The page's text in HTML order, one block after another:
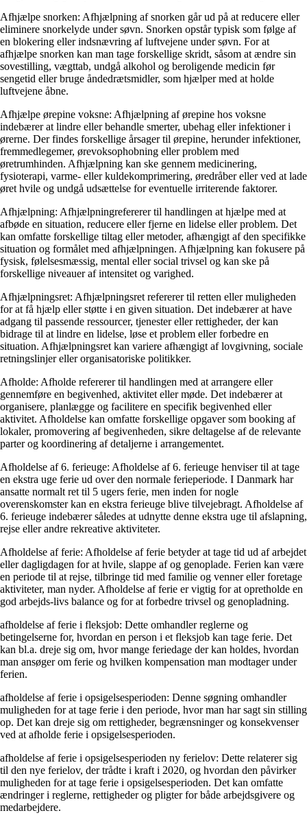
Afhjælpe snorken: Afhjælpning af snorken går ud på at reducere eller
eliminere snorkelyde under søvn. Snorken opstår typisk som følge af
en blokering eller indsnævring af luftvejene under søvn. For at
afhjælpe snorken kan man tage forskellige skridt, såsom at ændre sin
sovestilling, vægttab, undgå alkohol og beroligende medicin før
sengetid eller bruge åndedrætsmidler, som hjælper med at holde
luftvejene åbne.
Afhjælpe ørepine voksne: Afhjælpning af ørepine hos voksne
indebærer at lindre eller behandle smerter, ubehag eller infektioner i
ørerne. Der findes forskellige årsager til ørepine, herunder infektioner,
fremmedlegemer, ørevoksophobning eller problem med
øretrumhinden. Afhjælpning kan ske gennem medicinering,
fysioterapi, varme- eller kuldekomprimering, øredråber eller ved at lade
øret hvile og undgå udsættelse for eventuelle irriterende faktorer.
Afhjælpning: Afhjælpningrefererer til handlingen at hjælpe med at
afbøde en situation, reducere eller fjerne en lidelse eller problem. Det
kan omfatte forskellige tiltag eller metoder, afhængigt af den specifikke
situation og formålet med afhjælpningen. Afhjælpning kan fokusere på
fysisk, følelsesmæssig, mental eller social trivsel og kan ske på
forskellige niveauer af intensitet og varighed.
Afhjælpningsret: Afhjælpningsret refererer til retten eller muligheden
for at få hjælp eller støtte i en given situation. Det indebærer at have
adgang til passende ressourcer, tjenester eller rettigheder, der kan
bidrage til at lindre en lidelse, løse et problem eller forbedre en
situation. Afhjælpningsret kan variere afhængigt af lovgivning, sociale
retningslinjer eller organisatoriske politikker.
Afholde: Afholde refererer til handlingen med at arrangere eller
gennemføre en begivenhed, aktivitet eller møde. Det indebærer at
organisere, planlægge og facilitere en specifik begivenhed eller
aktivitet. Afholdelse kan omfatte forskellige opgaver som booking af
lokaler, promovering af begivenheden, sikre deltagelse af de relevante
parter og koordinering af detaljerne i arrangementet.
Afholdelse af 6. ferieuge: Afholdelse af 6. ferieuge henviser til at tage
en ekstra uge ferie ud over den normale ferieperiode. I Danmark har
ansatte normalt ret til 5 ugers ferie, men inden for nogle
overenskomster kan en ekstra ferieuge blive tilvejebragt. Afholdelse af
6. ferieuge indebærer således at udnytte denne ekstra uge til afslapning,
rejse eller andre rekreative aktiviteter.
Afholdelse af ferie: Afholdelse af ferie betyder at tage tid ud af arbejdet
eller dagligdagen for at hvile, slappe af og genoplade. Ferien kan være
en periode til at rejse, tilbringe tid med familie og venner eller foretage
aktiviteter, man nyder. Afholdelse af ferie er vigtig for at opretholde en
god arbejds-livs balance og for at forbedre trivsel og genopladning.
afholdelse af ferie i fleksjob: Dette omhandler reglerne og
betingelserne for, hvordan en person i et fleksjob kan tage ferie. Det
kan bl.a. dreje sig om, hvor mange feriedage der kan holdes, hvordan
man ansøger om ferie og hvilken kompensation man modtager under
ferien.
afholdelse af ferie i opsigelsesperioden: Denne søgning omhandler
muligheden for at tage ferie i den periode, hvor man har sagt sin stilling
op. Det kan dreje sig om rettigheder, begrænsninger og konsekvenser
ved at afholde ferie i opsigelsesperioden.
afholdelse af ferie i opsigelsesperioden ny ferielov: Dette relaterer sig
til den nye ferielov, der trådte i kraft i 2020, og hvordan den påvirker
muligheden for at tage ferie i opsigelsesperioden. Det kan omfatte
ændringer i reglerne, rettigheder og pligter for både arbejdsgivere og
medarbejdere.